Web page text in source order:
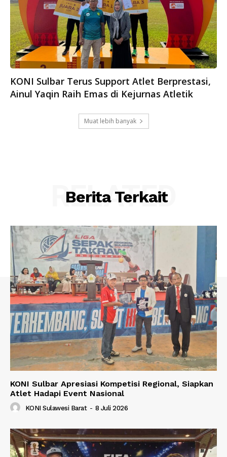
KONI Sulbar Terus Support Atlet Berprestasi,
Ainul Yaqin Raih Emas di Kejurnas Atletik
Muat lebih banyak
Berita Terkait
RELATED
KONI Sulbar Apresiasi Kompetisi Regional, Siapkan
Atlet Hadapi Event Nasional
KONI Sulawesi Barat - 8 Juli 2026